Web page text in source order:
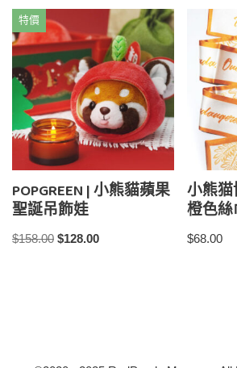
特價
POPGREEN | 小熊貓蘋果
聖誕吊飾娃
$158.00 $128.00
小熊
橙色
$68.00